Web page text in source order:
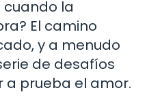
cuando la
El camino
y a menudo
de desafíos
a prueba el amor.